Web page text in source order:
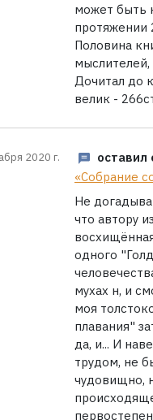
может быть
протяжении
Половина
Дочитал до
велик -
2020 г.
оставил
«Собрание
Не
что автору
одного
мухах н, и
моя
плавания"
да, и... И
трудом, не
чудовищно,